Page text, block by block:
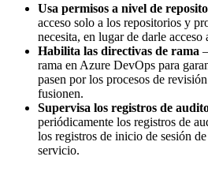
Usa permisos a nivel de
acceso solo a los repositorios y
necesita, en lugar de darle
Habilita las directivas de rama
rama en Azure DevOps para
pasen por los procesos de
fusionen.
Supervisa los registros de
periódicamente los registros de
los registros de inicio de sesión
servicio.